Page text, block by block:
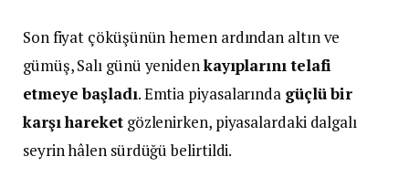
Son fiyat çöküşünün hemen ardından altın ve
gümüş, Salı günü yenidenkayıplarını telafi
etmeye başladı. Emtia piyasalarında güçlü bir
karşı hareketgözlenirken, piyasalardaki dalgalı
seyrin hâlen sürdüğü belirtildi.